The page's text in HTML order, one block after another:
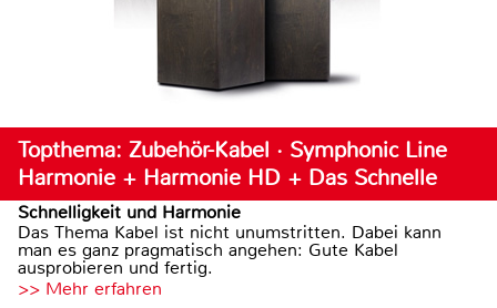
Topthema: Zubehör-Kabel · Symphonic Line
Harmonie + Harmonie HD + Das Schnelle
Schnelligkeit und Harmonie
Das Thema Kabel ist nicht unumstritten. Dabei kann
man es ganz pragmatisch angehen: Gute Kabel
ausprobieren und fertig.
>> Mehr erfahren